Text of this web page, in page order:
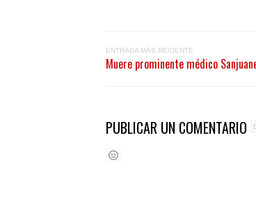
ENTRADA MÁS RECIENTE
Muere prominente médico
PUBLICAR UN COMENTARIO